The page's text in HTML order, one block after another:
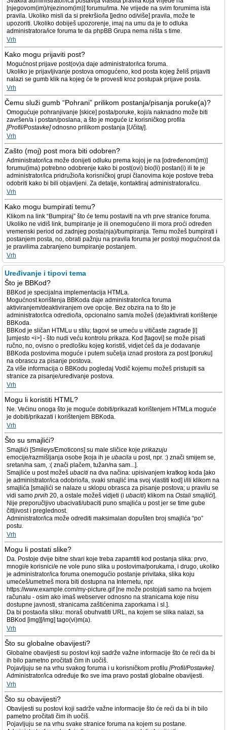
[njegovom(im)/njezinom(im)] forumu/ima. Ne vrijede na svim forumima ista
pravila. Ukoliko misli da si prekršio/la [jedno od/više] pravila, može te
upozoriti. Ukoliko dobiješ upozorenje, imaj na umu da je to odluka
administratora/ice foruma te da phpBB Grupa nema ništa s time.
Vrh
Kako mogu prijaviti post?
Mogućnost prijave post(ov)a daje administrator/ica foruma.
Ukoliko je prijavljivanje postova omogućeno, kod posta kojeg želiš prijaviti
nalazi se gumb klik na kojeg će te provesti kroz postupak prijave posta.
Vrh
Čemu služi gumb “Pohrani” prilikom postanja/pisanja poruke(a)?
Omogućuje pohranjivanje [skice] posta/poruke, koji/a naknadno može biti
završen/a i postan/poslana, a što je moguće iz korisničkog profila
[Profil/Postavke]odnosno prilikom postanja [Učitaj].
Vrh
Zašto (moj) post mora biti odobren?
Administrator/ica može donijeti odluku prema kojoj je na [određenom(im)]
forumu(ima) potrebno odobrenje kako bi post(ovi) bio(li) postan(i) ili te je
administrator/ica pridružio/la korisničkoj grupi članovima koje postove treba
odobriti kako bi bili objavljeni. Za detalje, kontaktiraj administratora/icu.
Vrh
Kako mogu bumpirati temu?
Klikom na link “Bumpiraj” što će temu postaviti na vrh prve stranice foruma.
Ukoliko ne vidiš link, bumpiranje je ili onemogućeno ili mora proći određen
vremenski period od zadnjeg posta(nja)/bumpiranja. Temu možeš bumpirati i
postanjem posta, no, obrati pažnju na pravila foruma jer postoji mogućnost da
je pravilima zabranjeno bumpiranje postanjem.
Vrh
Uređivanje i tipovi tema
Što je BBKod?
BBKod je specijalna implementacija HTMLa.
Mogućnost korištenja BBKoda daje administrator/ica foruma
aktiviranjem/deaktiviranjem ove opcije. Bez obzira na to što je
administrator/ica odredio/la, opcionalno sam/a možeš (de)aktivirati korištenje
BBKoda.
BBKod je sličan HTMLu u stilu; tagovi se umeću u vitičaste zagrade [i]
[umjesto <i>] - što nudi veću kontrolu prikaza. Kod [tagovi] se može pisati
ručno, no, ovisno o predlošku kojeg koristiš, vidjet ćeš da je dodavanje
BBKoda postovima moguće i putem sučelja iznad prostora za post [poruku]
na obrascu za pisanje postova.
Za više informacija o BBKodu pogledaj Vodič kojemu možeš pristupiti sa
stranice za pisanje/uređivanje postova.
Vrh
Mogu li koristiti HTML?
Ne. Većinu onoga što je moguće dobiti/prikazati korištenjem HTMLa moguće
je dobiti/prikazati i korištenjem BBKoda.
Vrh
Što su smajlići?
Smajlići [Smileys/Emoticons] su male sličice koje prikazuju
emocije/razmišljanja osobe [koja ih je ubacila u post, npr. :) znači smijem se,
sretan/na sam, :( znači plačem, tužan/na sam...].
Smajliće u post možeš ubaciti na dva načina: upisivanjem kratkog koda [ako
je administrator/ica odobrio/la, svaki smajlić ima svoj vlastiti kod] i/ili klikom na
smajlića [smajlići se nalaze u sklopu obrasca za pisanje postova; u pravilu se
vidi samo prvih 20, a ostale možeš vidjeti (i ubaciti) klikom na Ostali smajlići].
Nije preporučljivo ubacivati/ubaciti puno smajlića u post jer se time gube
čitljivost i preglednost.
Administrator/ica može odrediti maksimalan dopušten broj smajlića “po”
postu.
Vrh
Mogu li postati slike?
Da. Postoje dvije bitne stvari koje treba zapamtiti kod postanja slika: prvo,
mnogi/e korisnici/e ne vole puno slika u postovima/porukama, i drugo, ukoliko
je administrator/ica foruma onemogućio postanje privitaka, slika koju
umećeš/umetneš mora biti dostupna na Internetu, npr.
https://www.example.com/my-picture.gif [ne može postojati samo na tvojem
računalu - osim ako imaš webserver odnosno na stranicama koje nisu
dostupne javnosti, stranicama zaštićenima zaporkama i sl.].
Da bi postao/la sliku: moraš obuhvatiti URL, na kojem se slika nalazi, sa
BBKod [img][/img] tago(vi)m(a).
Vrh
Što su globalne obavijesti?
Globalne obavijesti su postovi koji sadrže važne informacije što će reći da bi
ih bilo pametno pročitati čim ih uočiš.
Pojavljuju se na vrhu svakog foruma i u korisničkom profilu [Profil/Postavke].
Administrator/ica određuje tko sve ima pravo postati globalne obavijesti.
Vrh
Što su obavijesti?
Obavijesti su postovi koji sadrže važne informacije što će reći da bi ih bilo
pametno pročitati čim ih uočiš.
Pojavljuju se na vrhu svake stranice foruma na kojem su postane.